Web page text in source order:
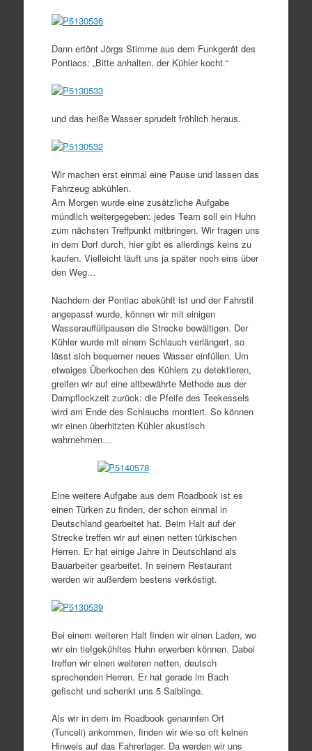
Dann ertönt Jörgs Stimme aus dem Funkgerät des
Pontiacs: „Bitte anhalten, der Kühler kocht.“
und das heiße Wasser sprudelt fröhlich heraus.
Wir machen erst einmal eine Pause und lassen das
Fahrzeug abkühlen.
Am Morgen wurde eine zusätzliche Aufgabe
mündlich weitergegeben: jedes Team soll ein Huhn
zum nächsten Treffpunkt mitbringen. Wir fragen uns
in dem Dorf durch, hier gibt es allerdings keins zu
kaufen. Vielleicht läuft uns ja später noch eins über
den Weg…
Nachdem der Pontiac abekühlt ist und der Fahrstil
angepasst wurde, können wir mit einigen
Wasserauffüllpausen die Strecke bewältigen. Der
Kühler wurde mit einem Schlauch verlängert, so
lässt sich bequemer neues Wasser einfüllen. Um
etwaiges Überkochen des Kühlers zu detektieren,
greifen wir auf eine altbewährte Methode aus der
Dampflockzeit zurück: die Pfeife des Teekessels
wird am Ende des Schlauchs montiert. So können
wir einen überhitzten Kühler akustisch
wahrnehmen…
Eine weitere Aufgabe aus dem Roadbook ist es
einen Türken zu finden, der schon einmal in
Deutschland gearbeitet hat. Beim Halt auf der
Strecke treffen wir auf einen netten türkischen
Herren. Er hat einige Jahre in Deutschland als
Bauarbeiter gearbeitet. In seinem Restaurant
werden wir außerdem bestens verköstigt.
Bei einem weiteren Halt finden wir einen Laden, wo
wir ein tiefgekühltes Huhn erwerben können. Dabei
treffen wir einen weiteren netten, deutsch
sprechenden Herren. Er hat gerade im Bach
gefischt und schenkt uns 5 Saiblinge.
Als wir in dem im Roadbook genannten Ort
(Tunceli) ankommen, finden wir wie so oft keinen
Hinweis auf das Fahrerlager. Da werden wir uns